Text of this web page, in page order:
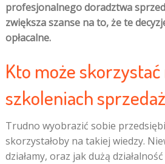
profesjonalnego doradztwa
zwiększa szanse na to, że te
opłacalne.
Kto może skorzystać
szkoleniach
Trudno wyobrazić sobie
skorzystałoby na takiej wiedzy.
działamy, oraz jak dużą